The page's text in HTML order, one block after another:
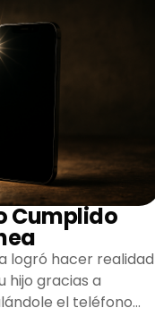
Cumplido
logró hacer realidad
hijo gracias a
el teléfono